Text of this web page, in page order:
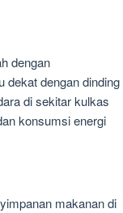
dengan
dekat dengan dinding
di sekitar kulkas
konsumsi energi
makanan di